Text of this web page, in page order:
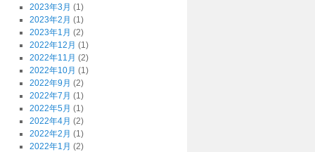
2023年3月 (1)
2023年2月 (1)
2023年1月 (2)
2022年12月 (1)
2022年11月 (2)
2022年10月 (1)
2022年9月 (2)
2022年7月 (1)
2022年5月 (1)
2022年4月 (2)
2022年2月 (1)
2022年1月 (2)